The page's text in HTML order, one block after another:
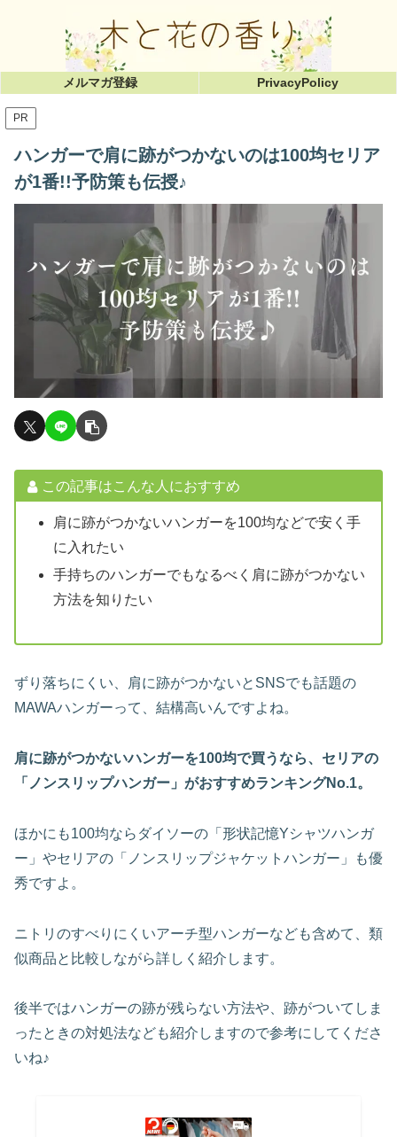
メルマガ登録 PrivacyPolicy
PR
ハンガーで肩に跡がつかないのは100均セリア
が1番!!予防策も伝授♪
この記事はこんな人におすすめ
肩に跡がつかないハンガーを100均などで安く手
に入れたい
手持ちのハンガーでもなるべく肩に跡がつかない
方法を知りたい
ずり落ちにくい、肩に跡がつかないとSNSでも話題の
MAWAハンガーって、結構高いんですよね。
肩に跡がつかないハンガーを100均で買うなら、セリアの
「ノンスリップハンガー」がおすすめランキングNo.1。
ほかにも100均ならダイソーの「形状記憶Yシャツハンガ
ー」やセリアの「ノンスリップジャケットハンガー」も優
秀ですよ。
ニトリのすべりにくいアーチ型ハンガーなども含めて、類
似商品と比較しながら詳しく紹介します。
後半ではハンガーの跡が残らない方法や、跡がついてしま
ったときの対処法なども紹介しますので参考にしてくださ
いね♪